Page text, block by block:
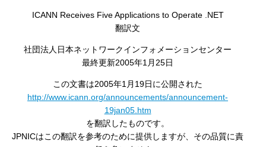
ICANN Receives Five Applications to Operate .NET
翻訳文
社団法人日本ネットワークインフォメーションセンター
最終更新2005年1月25日
この文書は2005年1月19日に公開された
http://www.icann.org/announcements/announcement-
19jan05.htm
を翻訳したものです。
JPNICはこの翻訳を参考のために提供しますが、その品質に責